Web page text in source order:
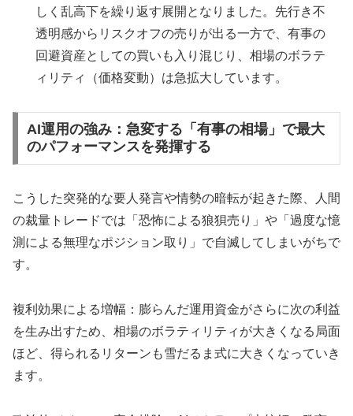
しく乱高下を繰り返す展開となりました。先行き不
透明感からリスクオフの売りが出る一方で、有事の
回避資産としての買いも入り混じり、相場のボラテ
ィリティ（価格変動）は急拡大しています。
AI運用の強み：急変する「有事の相場」で最大
のパフォーマンスを発揮する
こうした突発的な要人発言や情勢の暗転が起きた際、人間
の裁量トレードでは「恐怖による狼狽売り」や「過度な憶
測による無理なポジション取り」で自滅してしまいがちで
す。
複利効果による増幅：膨らんだ運用資金がさらに次の利益
を生み出すため、相場のボラティリティが大きくなる局面
ほど、得られるリターンも雪だるま式に大きくなっていき
ます。